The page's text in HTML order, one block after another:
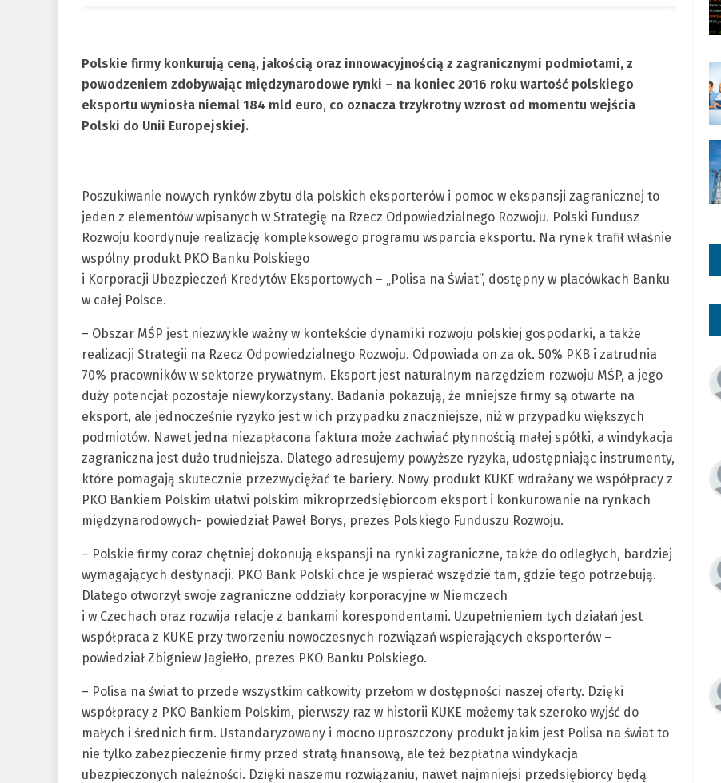
Polskie firmy konkurują ceną, jakością oraz innowacyjnością z zagranicznymi podmiotami, z
powodzeniem zdobywając międzynarodowe rynki – na koniec 2016 roku wartość polskiego
eksportu wyniosła niemal 184 mld euro, co oznacza trzykrotny wzrost od momentu wejścia
Polski do Unii Europejskiej.
Poszukiwanie nowych rynków zbytu dla polskich eksporterów i pomoc w ekspansji zagranicznej to
jeden z elementów wpisanych w Strategię na Rzecz Odpowiedzialnego Rozwoju. Polski Fundusz
Rozwoju koordynuje realizację kompleksowego programu wsparcia eksportu. Na rynek trafił właśnie
wspólny produkt PKO Banku Polskiego
i Korporacji Ubezpieczeń Kredytów Eksportowych – „Polisa na Świat”, dostępny w placówkach Banku
w całej Polsce.
– Obszar MŚP jest niezwykle ważny w kontekście dynamiki rozwoju polskiej gospodarki, a także
realizacji Strategii na Rzecz Odpowiedzialnego Rozwoju. Odpowiada on za ok. 50% PKB i zatrudnia
70% pracowników w sektorze prywatnym. Eksport jest naturalnym narzędziem rozwoju MŚP, a jego
duży potencjał pozostaje niewykorzystany. Badania pokazują, że mniejsze firmy są otwarte na
eksport, ale jednocześnie ryzyko jest w ich przypadku znaczniejsze, niż w przypadku większych
podmiotów. Nawet jedna niezapłacona faktura może zachwiać płynnością małej spółki, a windykacja
zagraniczna jest dużo trudniejsza. Dlatego adresujemy powyższe ryzyka, udostępniając instrumenty,
które pomagają skutecznie przezwyciężać te bariery. Nowy produkt KUKE wdrażany we współpracy z
PKO Bankiem Polskim ułatwi polskim mikroprzedsiębiorcom eksport i konkurowanie na rynkach
międzynarodowych- powiedział Paweł Borys, prezes Polskiego Funduszu Rozwoju.
– Polskie firmy coraz chętniej dokonują ekspansji na rynki zagraniczne, także do odległych, bardziej
wymagających destynacji. PKO Bank Polski chce je wspierać wszędzie tam, gdzie tego potrzebują.
Dlatego otworzył swoje zagraniczne oddziały korporacyjne w Niemczech
i w Czechach oraz rozwija relacje z bankami korespondentami. Uzupełnieniem tych działań jest
współpraca z KUKE przy tworzeniu nowoczesnych rozwiązań wspierających eksporterów –
powiedział Zbigniew Jagiełło, prezes PKO Banku Polskiego.
– Polisa na świat to przede wszystkim całkowity przełom w dostępności naszej oferty. Dzięki
współpracy z PKO Bankiem Polskim, pierwszy raz w historii KUKE możemy tak szeroko wyjść do
małych i średnich firm. Ustandaryzowany i mocno uproszczony produkt jakim jest Polisa na świat to
nie tylko zabezpieczenie firmy przed stratą finansową, ale też bezpłatna windykacja
ubezpieczonych należności. Dzięki naszemu rozwiązaniu, nawet najmniejsi przedsiębiorcy będą